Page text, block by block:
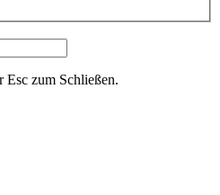
Esc zum Schließen.